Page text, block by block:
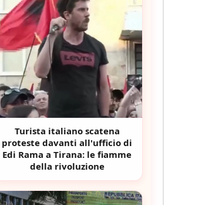
Turista italiano scatena
proteste davanti all'ufficio di
Edi Rama a Tirana: le fiamme
della rivoluzione